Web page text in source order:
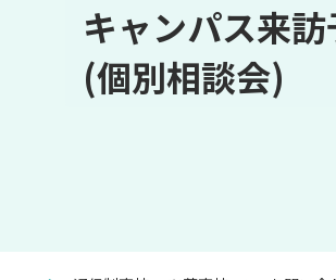
キャンパス来訪
(個別相談会)